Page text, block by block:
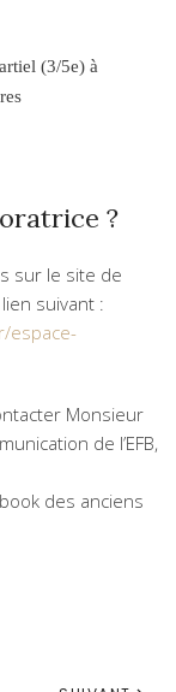
(3/5e) à
?
sur le site de
lien suivant :
espace-
Monsieur
de l’EFB,
des anciens